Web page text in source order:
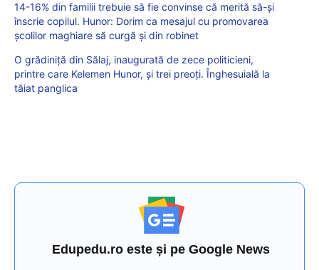
14-16% din familii trebuie să fie convinse că merită să-şi
înscrie copilul. Hunor: Dorim ca mesajul cu promovarea
şcolilor maghiare să curgă şi din robinet
O grădiniță din Sălaj, inaugurată de zece politicieni,
printre care Kelemen Hunor, și trei preoți. Înghesuială la
tăiat panglica
Edupedu.ro este și pe Google News